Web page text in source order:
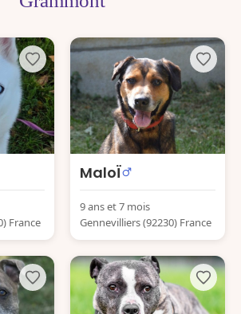
France
MaloÏ
9 ans et 7 mois
Gennevilliers (92230) France